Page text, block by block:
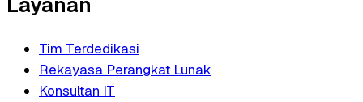
Tim Terdedikasi
Rekayasa Perangkat Lunak
Konsultan IT